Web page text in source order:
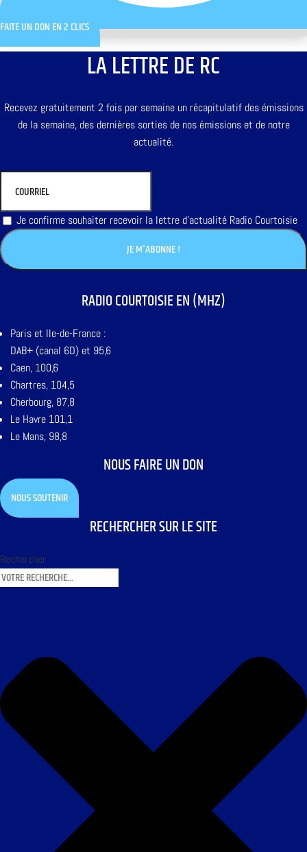
FAITE UN DON EN 2 CLICS
LA LETTRE DE RC
Recevez gratuitement 2 fois par semaine un récapitulatif des émissions
de la semaine, des dernières sorties de nos émissions et de notre
actualité.
Je confirme souhaiter recevoir la lettre d'actualité Radio Courtoisie
RADIO COURTOISIE EN (MHZ)
Paris et Ile-de-France :
DAB+ (canal 6D) et 95,6
Caen, 100,6
Chartres, 104,5
Cherbourg, 87,8
Le Havre 101,1
Le Mans, 98,8
NOUS FAIRE UN DON
NOUS SOUTENIR
RECHERCHER SUR LE SITE
Rechercher